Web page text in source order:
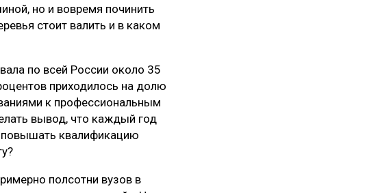
но и вовремя починить
стоит валить и в каком
по всей России около 35
приходилось на долю
к профессиональным
вывод, что каждый год
квалификацию
полсотни вузов в